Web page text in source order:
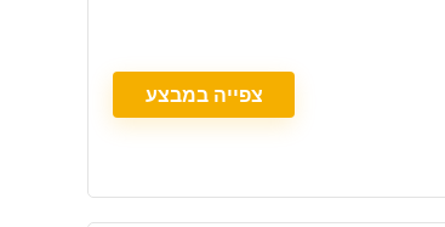
צפייה במבצע